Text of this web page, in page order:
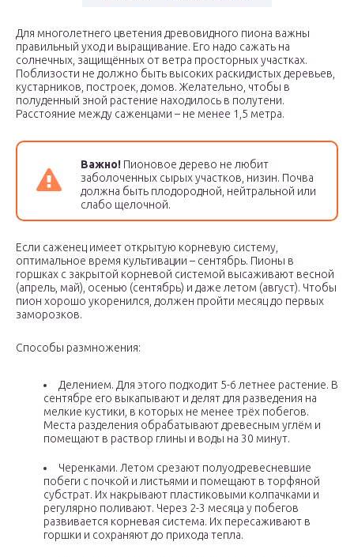
Для многолетнего цветения древовидного пиона важны
правильный уход и выращивание. Его надо сажать на
солнечных, защищённых от ветра просторных участках.
Поблизости не должно быть высоких раскидистых деревьев,
кустарников, построек, домов. Желательно, чтобы в
полуденный зной растение находилось в полутени.
Расстояние между саженцами – не менее 1,5 метра.
Важно! Пионовое дерево не любит
заболоченных сырых участков, низин. Почва
должна быть плодородной, нейтральной или
слабо щелочной.
Если саженец имеет открытую корневую систему,
оптимальное время культивации – сентябрь. Пионы в
горшках с закрытой корневой системой высаживают весной
(апрель, май), осенью (сентябрь) и даже летом (август). Чтобы
пион хорошо укоренился, должен пройти месяц до первых
заморозков.
Способы размножения:
Делением. Для этого подходит 5-6 летнее растение. В
сентябре его выкапывают и делят для разведения на
мелкие кустики, в которых не менее трёх побегов.
Места разделения обрабатывают древесным углём и
помещают в раствор глины и воды на 30 минут.
Черенками. Летом срезают полуодревесневшие
побеги с почкой и листьями и помещают в торфяной
субстрат. Их накрывают пластиковыми колпачками и
регулярно поливают. Через 2-3 месяца у побегов
развивается корневая система. Их пересаживают в
горшки и сохраняют до прихода тепла.